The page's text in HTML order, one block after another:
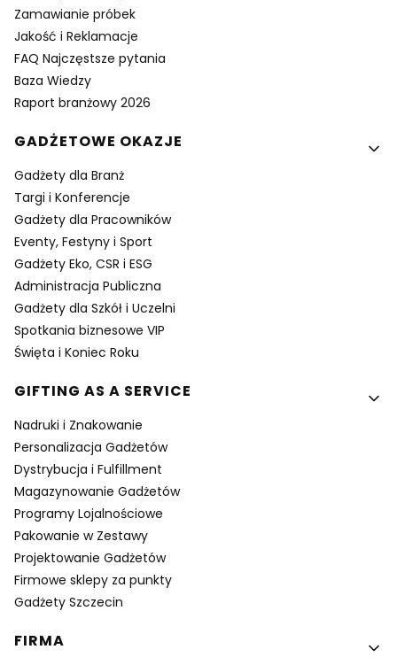
Zamawianie próbek
Jakość i Reklamacje
FAQ Najczęstsze pytania
Baza Wiedzy
Raport branżowy 2026
GADŻETOWE OKAZJE
Gadżety dla Branż
Targi i Konferencje
Gadżety dla Pracowników
Eventy, Festyny i Sport
Gadżety Eko, CSR i ESG
Administracja Publiczna
Gadżety dla Szkół i Uczelni
Spotkania biznesowe VIP
Święta i Koniec Roku
GIFTING AS A SERVICE
Nadruki i Znakowanie
Personalizacja Gadżetów
Dystrybucja i Fulfillment
Magazynowanie Gadżetów
Programy Lojalnościowe
Pakowanie w Zestawy
Projektowanie Gadżetów
Firmowe sklepy za punkty
Gadżety Szczecin
FIRMA